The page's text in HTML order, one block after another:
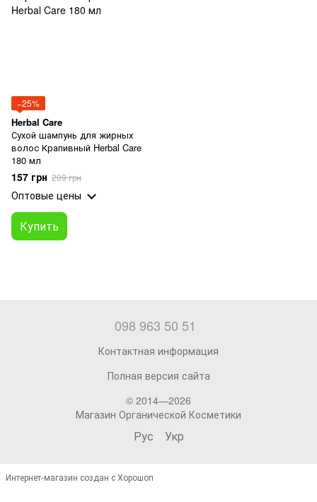
−25%
Herbal Care
Сухой шампунь для жирных
волос Крапивный Herbal Care
180 мл
157 грн 209 грн
Оптовые цены
Купить
098 963 50 51
Контактная информация
Полная версия сайта
© 2014—2026
Магазин Органической Косметики
Рус Укр
Интернет-магазин создан с Хорошоп